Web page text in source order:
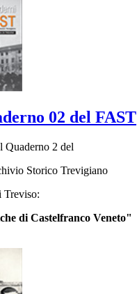
02 del FAST
Quaderno 2 del
Storico Trevigiano
Treviso:
di Castelfranco Veneto"